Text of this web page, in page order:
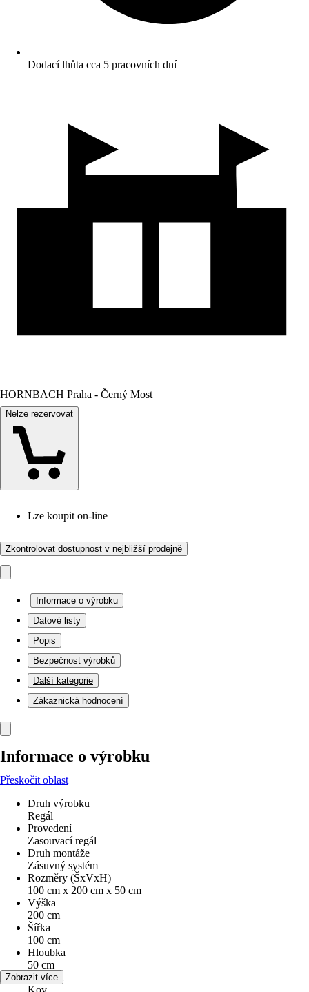
Dodací lhůta cca 5 pracovních dní
HORNBACH Praha - Černý Most
Nelze rezervovat
Lze koupit on-line
Zkontrolovat dostupnost v nejbližší prodejně
Informace o výrobku
Datové listy
Popis
Bezpečnost výrobků
Další kategorie
Zákaznická hodnocení
Informace o výrobku
Přeskočit oblast
Druh výrobku
Regál
Provedení
Zasouvací regál
Druh montáže
Zásuvný systém
Rozměry (ŠxVxH)
100 cm x 200 cm x 50 cm
Výška
200 cm
Šířka
100 cm
Hloubka
50 cm
Materiál
Kov
Zobrazit více